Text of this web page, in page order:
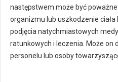
następstwem może być
organizmu lub uszkodzenie
podjęcia natychmiastowych
ratunkowych i leczenia. Może on
personelu lub osoby